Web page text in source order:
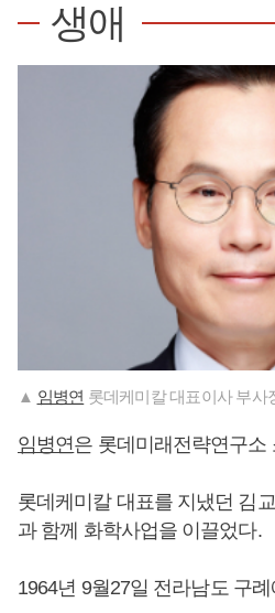
생애
▲ 임병연 롯데케미칼 대표이사 부사
임병연은 롯데미래전략연구소
롯데케미칼 대표를 지냈던 김
과 함께 화학사업을 이끌었다.
1964년 9월27일 전라남도 구